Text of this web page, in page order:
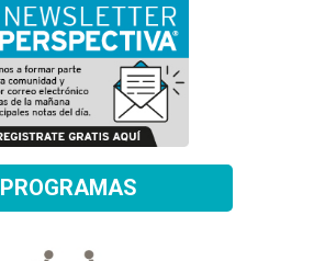
PROGRAMAS